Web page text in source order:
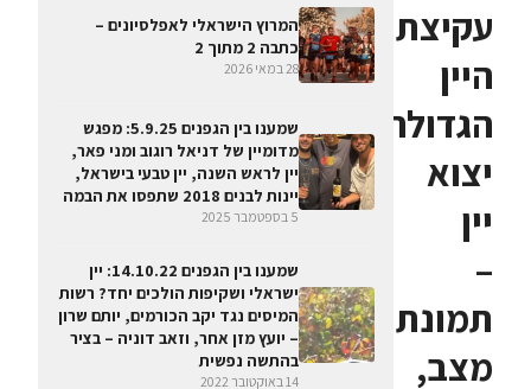
עקיצת
היין
הגדולה,
יצוא
יין
–
תמונת
מצב,
המרוץ הישראלי לאפלסיונים –
כתבה 2 מתוך 2
28 במאי 2026
שמענו בין הגפנים 5.9.25: מפגש
מדומיין של דניאל רוגוב ומני פאר,
יין לראש השנה, יין טבעי בישראל,
יינות לבנים 2018 שתפסו את הבמה
5 בספטמבר 2025
שמענו בין הגפנים 14.10.22: יין
ישראלי ושקיפות הולכים יחד? רשות
המיסים נגד יקב הכורמים, יותם שרון
– יועץ מזן אחר, וזאב דוניה – בציר
בהתשה נפשית
14 באוקטובר 2022